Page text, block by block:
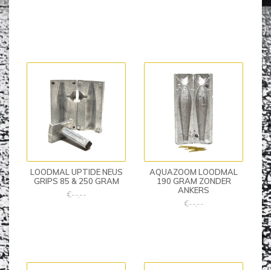
LOODMAL UPTIDE NEUS
GRIPS 85 & 250 GRAM
€--,--
AQUAZOOM LOODMAL
190 GRAM ZONDER
ANKERS
€--,--